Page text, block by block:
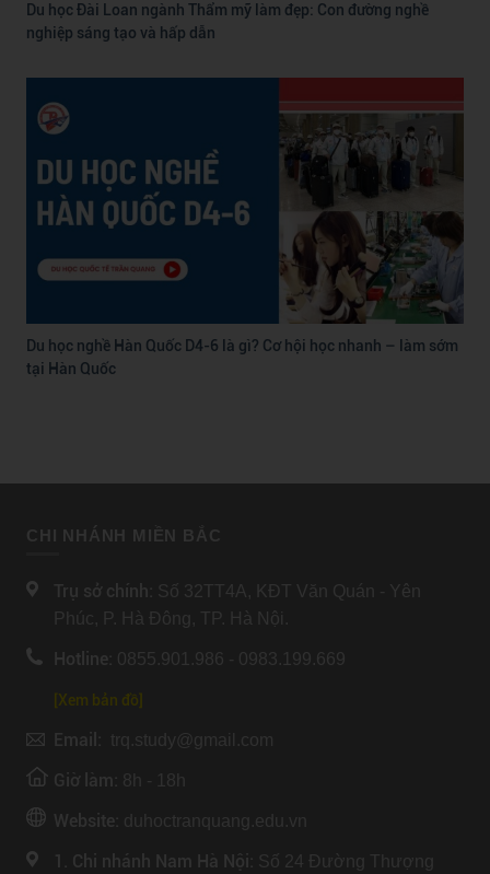
Du học Đài Loan ngành Thẩm mỹ làm đẹp: Con đường nghề
nghiệp sáng tạo và hấp dẫn
Du học nghề Hàn Quốc D4-6 là gì? Cơ hội học nhanh – làm sớm
tại Hàn Quốc
CHI NHÁNH MIỀN BẮC
Trụ sở chính: Số 32TT4A, KĐT Văn Quán - Yên
Phúc, P. Hà Đông, TP. Hà Nội.
Hotline: 0855.901.986 - 0983.199.669
[Xem bản đồ]
Email: trq.study@gmail.com
Giờ làm: 8h - 18h
Website: duhoctranquang.edu.vn
1. Chi nhánh Nam Hà Nội: Số 24 Đường Thượng